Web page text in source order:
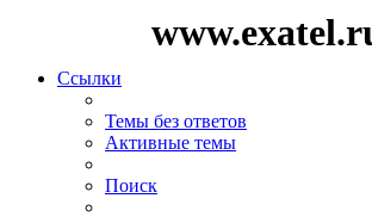
Ссылки
Темы без ответов
Активные темы
Поиск